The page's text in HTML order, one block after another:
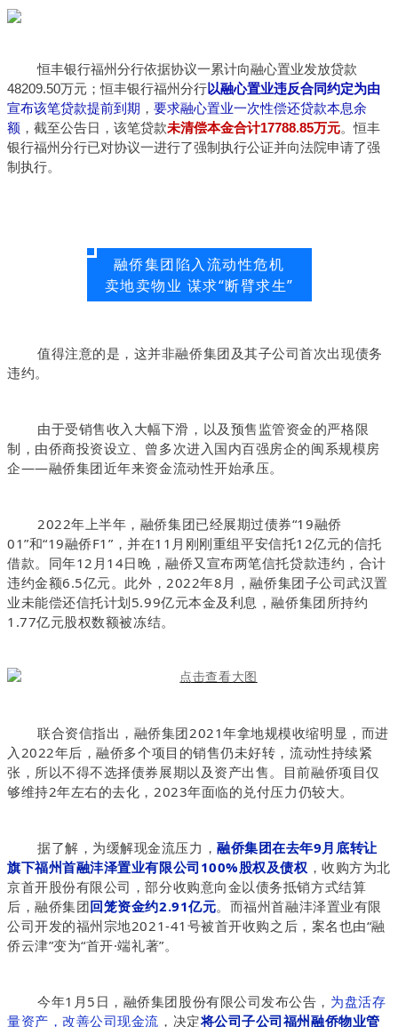
恒丰银行福州分行依据协议一累计向融心置业发放贷款
48209.50万元；恒丰银行福州分行以融心置业违反合同约定为由
宣布该笔贷款提前到期 ， 要求融心置业一次性偿还贷款本息余
额 ，截至公告日，该笔贷款未清偿本金合计17788.85万元。恒丰
银行福州分行已对协议一进行了强制执行公证并向法院申请了强
制执行。
融侨集团陷入流动性危机
卖地卖物业 谋求“断臂求生”
值得注意的是，这并非融侨集团及其子公司首次出现债务
违约。
由于受销售收入大幅下滑，以及预售监管资金的严格限
制，由侨商投资设立、曾多次进入国内百强房企的闽系规模房
企——融侨集团近年来资金流动性开始承压。
2022年上半年，融侨集团已经展期过债券“19融侨
01”和“19融侨F1”，并在11月刚刚重组平安信托12亿元的信托
借款。同年12月14日晚，融侨又宣布两笔信托贷款违约，合计
违约金额6.5亿元。此外，2022年8月，融侨集团子公司武汉置
业未能偿还信托计划5.99亿元本金及利息，融侨集团所持约
1.77亿元股权数额被冻结。
联合资信指出， 融侨集团2021年拿地规模收缩明显，而进
入2022年后，融侨多个项目的销售仍未好转，流动性持续紧
张，所以不得不选择债券展期以及资产出售。目前融侨项目仅
够维持2年左右的去化，2023年面临的兑付压力仍较大。
据了解，为缓解现金流压力，融侨集团在去年9月底转让
旗下福州首融沣泽置业有限公司100%股权及债权 ，收购方为北
京首开股份有限公司，部分收购意向金以债务抵销方式结算
后，融侨集团回笼资金约2.91亿元。而福州首融沣泽置业有限
公司开发的福州宗地2021-41号被首开收购之后，案名也由“融
侨云津”变为“首开·端礼著”。
今年1月5日，融侨集团股份有限公司发布公告， 为盘活存
量资产 ，改善公司现金流 ，决定将公司子公司福州融侨物业管